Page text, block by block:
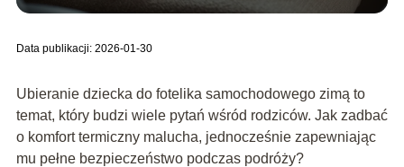
Data publikacji: 2026-01-30
Ubieranie dziecka do fotelika samochodowego zimą to
temat, który budzi wiele pytań wśród rodziców. Jak zadbać
o komfort termiczny malucha, jednocześnie zapewniając
mu pełne bezpieczeństwo podczas podróży?